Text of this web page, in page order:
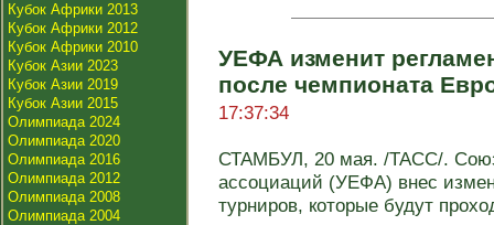
Кубок Африки 2013
Кубок Африки 2012
Кубок Африки 2010
Кубок Азии 2023
Кубок Азии 2019
Кубок Азии 2015
Олимпиада 2024
Олимпиада 2020
Олимпиада 2016
Олимпиада 2012
Олимпиада 2008
Олимпиада 2004
УЕФА изменит
после чемпионата
17:37:34
СТАМБУЛ, 20 мая. /ТАСС/.
ассоциаций (УЕФА) внес
турниров, которые будут